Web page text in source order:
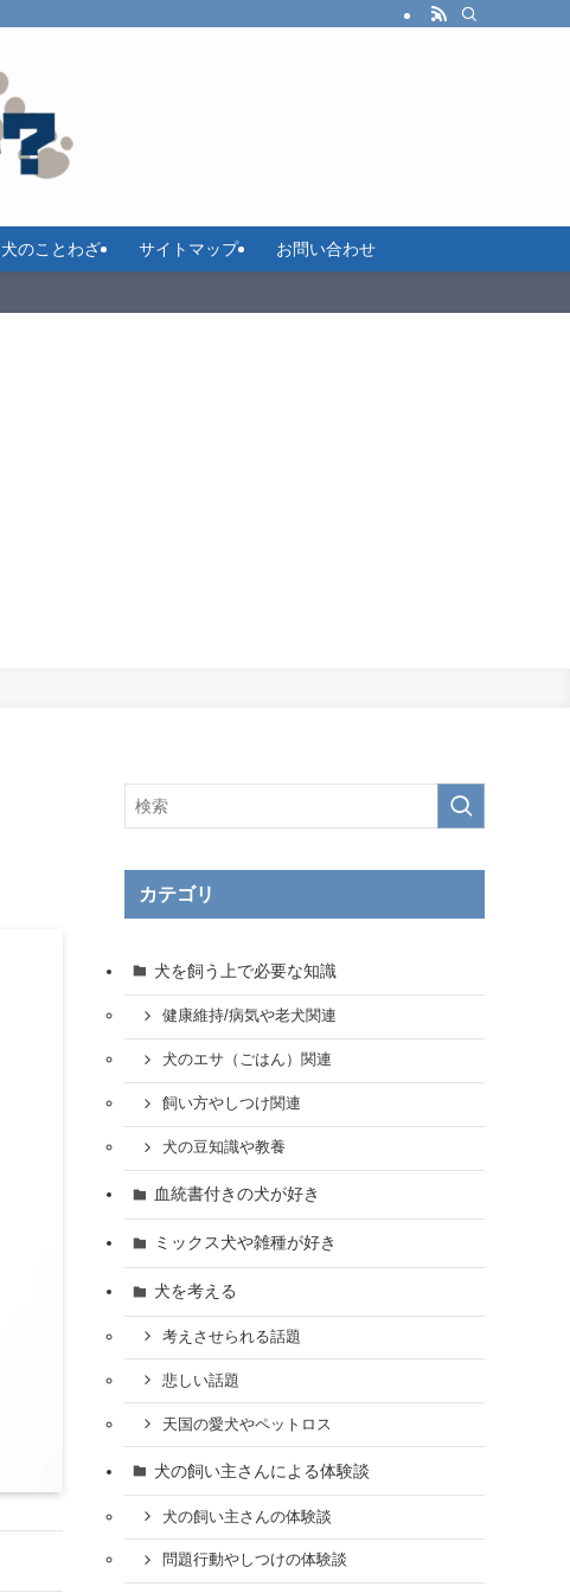
犬のことわざ サイトマップ お問い合わせ
カテゴリ
犬を飼う上で必要な知識
健康維持/病気や老犬関連
犬のエサ（ごはん）関連
飼い方やしつけ関連
犬の豆知識や教養
血統書付きの犬が好き
ミックス犬や雑種が好き
犬を考える
考えさせられる話題
悲しい話題
天国の愛犬やペットロス
犬の飼い主さんによる体験談
犬の飼い主さんの体験談
問題行動やしつけの体験談